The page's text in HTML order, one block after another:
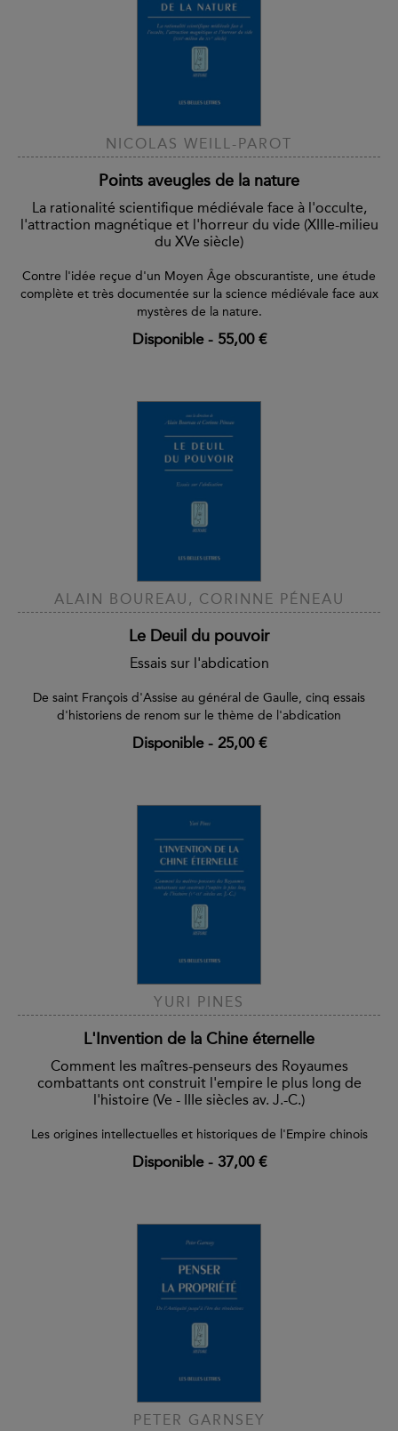
NICOLAS WEILL-PAROT
Points aveugles de la nature
La rationalité scientifique médiévale face à l'occulte,
l'attraction magnétique et l'horreur du vide (XIIIe-milieu
du XVe siècle)
Contre l'idée reçue d'un Moyen Âge obscurantiste, une étude
complète et très documentée sur la science médiévale face aux
mystères de la nature.
Disponible- 55,00 €
ALAIN BOUREAU, CORINNE PÉNEAU
Le Deuil du pouvoir
Essais sur l'abdication
De saint François d'Assise au général de Gaulle, cinq essais
d'historiens de renom sur le thème de l'abdication
Disponible- 25,00 €
YURI PINES
L'Invention de la Chine éternelle
Comment les maîtres-penseurs des Royaumes
combattants ont construit l'empire le plus long de
l'histoire (Ve - IIIe siècles av. J.-C.)
Les origines intellectuelles et historiques de l'Empire chinois
Disponible- 37,00 €
PETER GARNSEY